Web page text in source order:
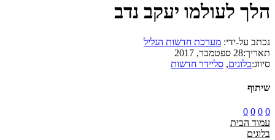
הלך לעולמו יעקב נדב
נכתב על-ידי: מערכת חדשות הגליל
תאריך:28 ספטמבר, 2017
סיווג:בלוגים, סליידר חדשות
שיתוף
0
0
0
0
עמוד הבית
בלוגים